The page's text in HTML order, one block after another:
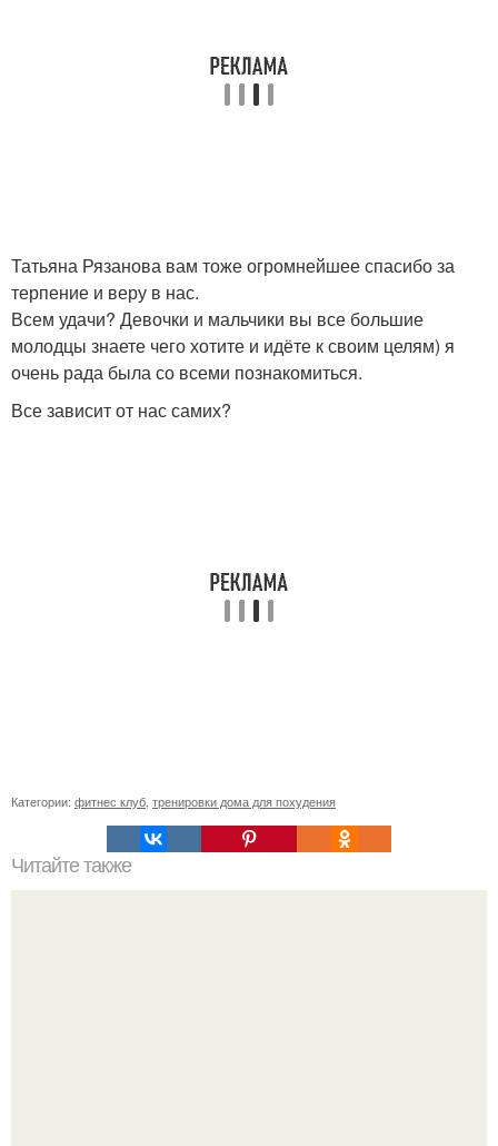
Татьяна Рязанова вам тоже огромнейшее спасибо за
терпение и веру в нас.
Всем удачи? Девочки и мальчики вы все большие
молодцы знаете чего хотите и идёте к своим целям) я
очень рада была со всеми познакомиться.
Все зависит от нас самих?
Категории: фитнес клуб, тренировки дома для похудения
Читайте также